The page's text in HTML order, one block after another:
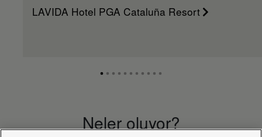
LAVIDA Hotel PGA Cataluña Resort
Neler oluyor?